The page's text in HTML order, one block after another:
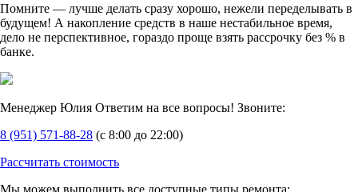
Помните — лучше делать сразу хорошо, нежели переделывать в
будущем! А накопление средств в наше нестабильное время,
дело не перспективное, гораздо проще взять рассрочку без % в
банке.
Менеджер Юлия Ответим на все вопросы! Звоните:
8 (951) 571-88-28 (с 8:00 до 22:00)
Рассчитать стоимость
Мы можем выполнить все доступные типы ремонта: